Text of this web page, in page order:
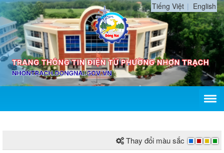
Tiếng Việt English
Thay đổi màu sắc